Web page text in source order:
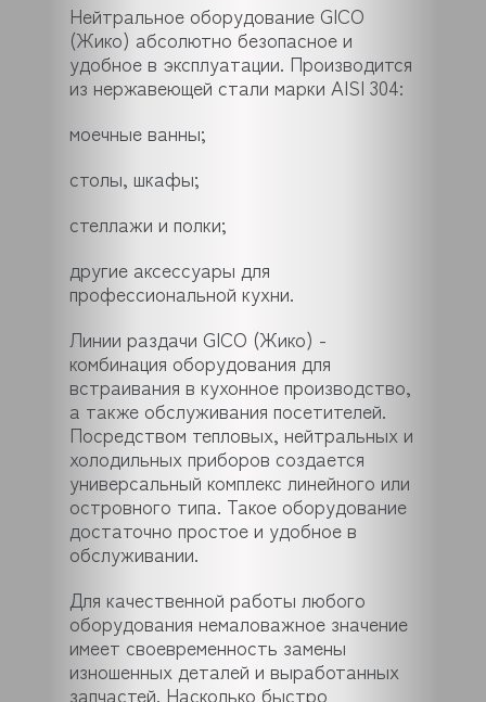
Нейтральное оборудование GICO
(Жико) абсолютно безопасное и
удобное в эксплуатации. Производится
из нержавеющей стали марки AISI 304:
моечные ванны;
столы, шкафы;
стеллажи и полки;
другие аксессуары для
профессиональной кухни.
Линии раздачи GICO (Жико) -
комбинация оборудования для
встраивания в кухонное производство,
а также обслуживания посетителей.
Посредством тепловых, нейтральных и
холодильных приборов создается
универсальный комплекс линейного или
островного типа. Такое оборудование
достаточно простое и удобное в
обслуживании.
Для качественной работы любого
оборудования немаловажное значение
имеет своевременность замены
изношенных деталей и выработанных
запчастей. Насколько быстро